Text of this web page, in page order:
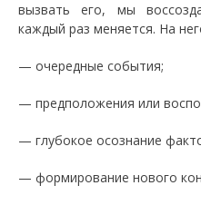
вызвать его, мы
каждый раз меняется. На
— очередные события;
— предположения или
— глубокое осознание
— формирование нового